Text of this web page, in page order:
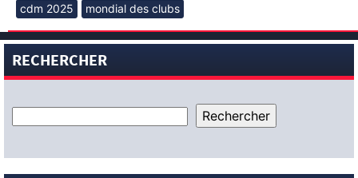
cdm 2025 mondial des clubs
RECHERCHER